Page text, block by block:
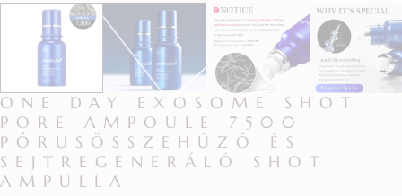
ONE DAY EXOSOME SHOT
PORE AMPOULE 7500
PÓRUSÖSSZEHÚZÓ ÉS
SEJTREGENERÁLÓ SHOT
AMPULLA